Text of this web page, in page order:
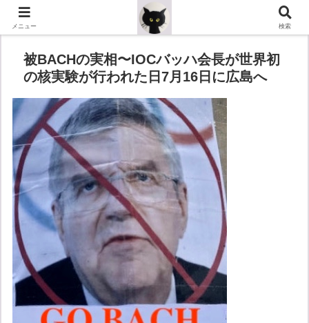
被BACHの実相〜IOCバッハ会長が世界初
の核実験が行われた日7月16日に広島へ
メニュー 検索